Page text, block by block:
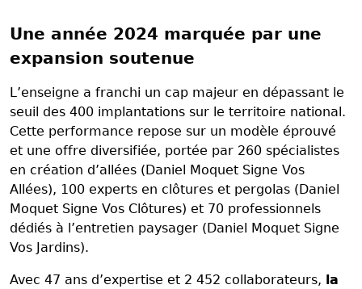
Une année 2024 marquée par une
expansion soutenue
L’enseigne a franchi un cap majeur en dépassant le
seuil des 400 implantations sur le territoire national.
Cette performance repose sur un modèle éprouvé
et une offre diversifiée, portée par 260 spécialistes
en création d’allées (Daniel Moquet Signe Vos
Allées), 100 experts en clôtures et pergolas (Daniel
Moquet Signe Vos Clôtures) et 70 professionnels
dédiés à l’entretien paysager (Daniel Moquet Signe
Vos Jardins).
Avec 47 ans d’expertise et 2 452 collaborateurs, la